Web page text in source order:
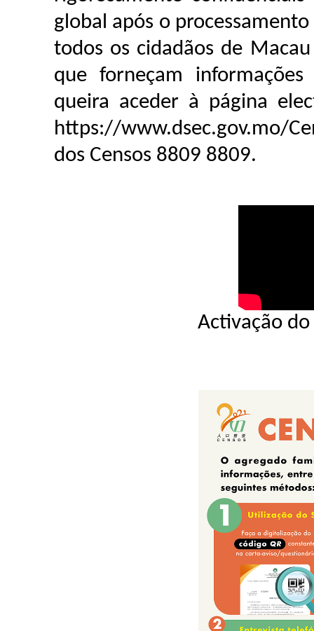
global após o
todos os cidadãos de
que forneçam
queira aceder à página
https://www.dsec.gov.mo/
dos Censos 8809 8809.
Activação